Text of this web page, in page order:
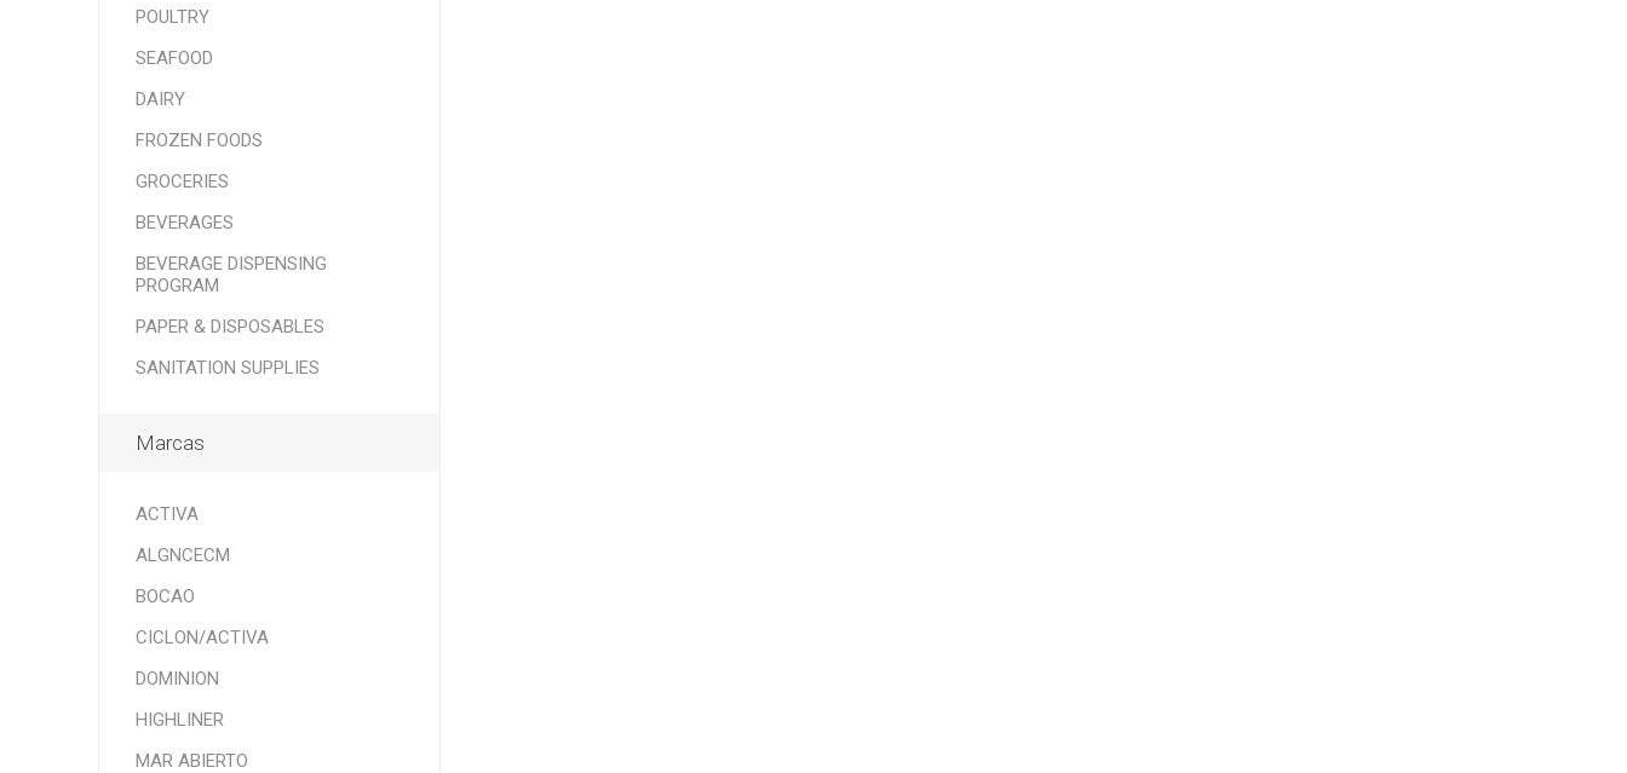
POULTRY
SEAFOOD
DAIRY
FROZEN FOODS
GROCERIES
BEVERAGES
BEVERAGE DISPENSING
PROGRAM
PAPER & DISPOSABLES
SANITATION SUPPLIES
Marcas
ACTIVA
ALGNCECM
BOCAO
CICLON/ACTIVA
DOMINION
HIGHLINER
MAR ABIERTO